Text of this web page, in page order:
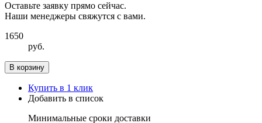
Оставьте заявку прямо сейчас.
Наши менеджеры свяжутся с вами.
1650
руб.
В корзину
Купить в 1 клик
Добавить в список
Минимальные сроки доставки